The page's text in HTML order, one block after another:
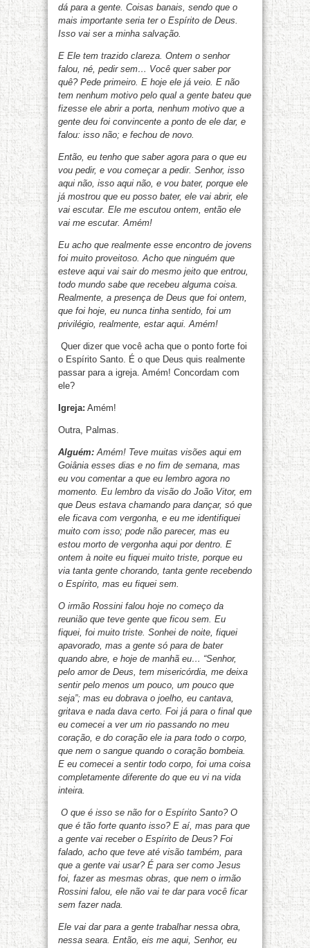
dá para a gente. Coisas banais, sendo que o
mais importante seria ter o Espírito de Deus.
Isso vai ser a minha salvação.
E Ele tem trazido clareza. Ontem o senhor
falou, né, pedir sem… Você quer saber por
quê? Pede primeiro. E hoje ele já veio. E não
tem nenhum motivo pelo qual a gente bateu que
fizesse ele abrir a porta, nenhum motivo que a
gente deu foi convincente a ponto de ele dar, e
falou: isso não; e fechou de novo.
Então, eu tenho que saber agora para o que eu
vou pedir, e vou começar a pedir. Senhor, isso
aqui não, isso aqui não, e vou bater, porque ele
já mostrou que eu posso bater, ele vai abrir, ele
vai escutar. Ele me escutou ontem, então ele
vai me escutar. Amém!
Eu acho que realmente esse encontro de jovens
foi muito proveitoso. Acho que ninguém que
esteve aqui vai sair do mesmo jeito que entrou,
todo mundo sabe que recebeu alguma coisa.
Realmente, a presença de Deus que foi ontem,
que foi hoje, eu nunca tinha sentido, foi um
privilégio, realmente, estar aqui. Amém!
Quer dizer que você acha que o ponto forte foi
o Espírito Santo. É o que Deus quis realmente
passar para a igreja. Amém! Concordam com
ele?
Igreja: Amém!
Outra, Palmas.
Alguém: Amém! Teve muitas visões aqui em
Goiânia esses dias e no fim de semana, mas
eu vou comentar a que eu lembro agora no
momento. Eu lembro da visão do João Vitor, em
que Deus estava chamando para dançar, só que
ele ficava com vergonha, e eu me identifiquei
muito com isso; pode não parecer, mas eu
estou morto de vergonha aqui por dentro. E
ontem à noite eu fiquei muito triste, porque eu
via tanta gente chorando, tanta gente recebendo
o Espírito, mas eu fiquei sem.
O irmão Rossini falou hoje no começo da
reunião que teve gente que ficou sem. Eu
fiquei, foi muito triste. Sonhei de noite, fiquei
apavorado, mas a gente só para de bater
quando abre, e hoje de manhã eu… “Senhor,
pelo amor de Deus, tem misericórdia, me deixa
sentir pelo menos um pouco, um pouco que
seja”; mas eu dobrava o joelho, eu cantava,
gritava e nada dava certo. Foi já para o final que
eu comecei a ver um rio passando no meu
coração, e do coração ele ia para todo o corpo,
que nem o sangue quando o coração bombeia.
E eu comecei a sentir todo corpo, foi uma coisa
completamente diferente do que eu vi na vida
inteira.
O que é isso se não for o Espírito Santo? O
que é tão forte quanto isso? E aí, mas para que
a gente vai receber o Espírito de Deus? Foi
falado, acho que teve até visão também, para
que a gente vai usar? É para ser como Jesus
foi, fazer as mesmas obras, que nem o irmão
Rossini falou, ele não vai te dar para você ficar
sem fazer nada.
Ele vai dar para a gente trabalhar nessa obra,
nessa seara. Então, eis me aqui, Senhor, eu